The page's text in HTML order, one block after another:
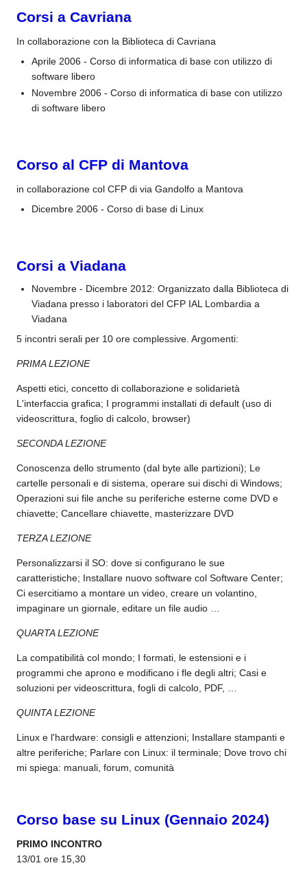
Corsi a Cavriana
In collaborazione con la Biblioteca di Cavriana
Aprile 2006 - Corso di informatica di base con utilizzo di
software libero
Novembre 2006 - Corso di informatica di base con utilizzo
di software libero
Corso al CFP di Mantova
in collaborazione col CFP di via Gandolfo a Mantova
Dicembre 2006 - Corso di base di Linux
Corsi a Viadana
Novembre - Dicembre 2012: Organizzato dalla Biblioteca di
Viadana presso i laboratori del CFP IAL Lombardia a
Viadana
5 incontri serali per 10 ore complessive. Argomenti:
PRIMA LEZIONE
Aspetti etici, concetto di collaborazione e solidarietà
L'interfaccia grafica; I programmi installati di default (uso di
videoscrittura, foglio di calcolo, browser)
SECONDA LEZIONE
Conoscenza dello strumento (dal byte alle partizioni); Le
cartelle personali e di sistema, operare sui dischi di Windows;
Operazioni sui file anche su periferiche esterne come DVD e
chiavette; Cancellare chiavette, masterizzare DVD
TERZA LEZIONE
Personalizzarsi il SO: dove si configurano le sue
caratteristiche; Installare nuovo software col Software Center;
Ci esercitiamo a montare un video, creare un volantino,
impaginare un giornale, editare un file audio …
QUARTA LEZIONE
La compatibilità col mondo; I formati, le estensioni e i
programmi che aprono e modificano i fle degli altri; Casi e
soluzioni per videoscrittura, fogli di calcolo, PDF, …
QUINTA LEZIONE
Linux e l'hardware: consigli e attenzioni; Installare stampanti e
altre periferiche; Parlare con Linux: il terminale; Dove trovo chi
mi spiega: manuali, forum, comunità
Corso base su Linux (Gennaio 2024)
PRIMO INCONTRO
13/01 ore 15,30